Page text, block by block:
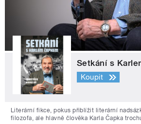
Setkání s
Koupit
Literární fikce, pokus přiblížit literární
filozofa, ale hlavně člověka Karla Čapka